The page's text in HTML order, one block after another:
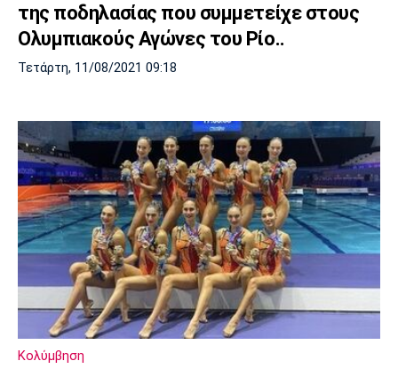
της ποδηλασίας που συμμετείχε στους
Ολυμπιακούς Αγώνες του Ρίο..
Τετάρτη, 11/08/2021 09:18
Κολύμβηση